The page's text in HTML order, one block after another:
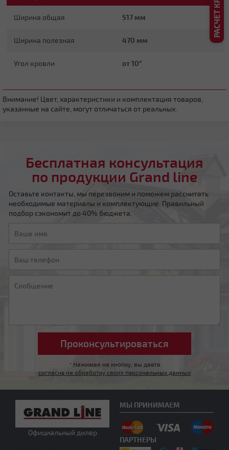
Ширина общая 517 мм
Ширина полезная 470 мм
Угол кровли от 10°
Внимание! Цвет, характеристики и комплектация товаров,
указанные на сайте, могут отличаться от реальных.
Бесплатная консультация
по продукции Grand line
Оставьте контакты, мы перезвоним и поможем рассчитать
необходимые материалы и комплектующие. Правильный
подбор сэкономит до 40% бюджета.
* Нажимая на кнопку, вы даете
согласие на обработку своих персональных данных
Официальный дилер
МЫ ПРИНИМАЕМ
ПАРТНЕРЫ
Четырехскатная вальмовая
Четырехскатная шатровая
Другой тип крыши